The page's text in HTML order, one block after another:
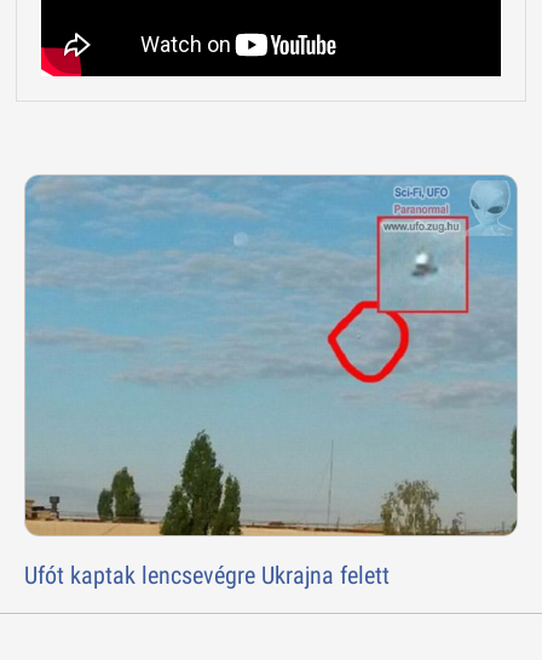
Ufót kaptak lencsevégre Ukrajna felett